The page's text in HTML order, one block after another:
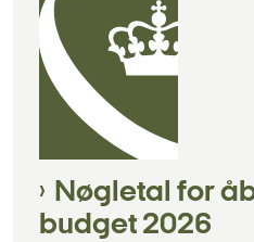
Nøgletal for
budget 2026